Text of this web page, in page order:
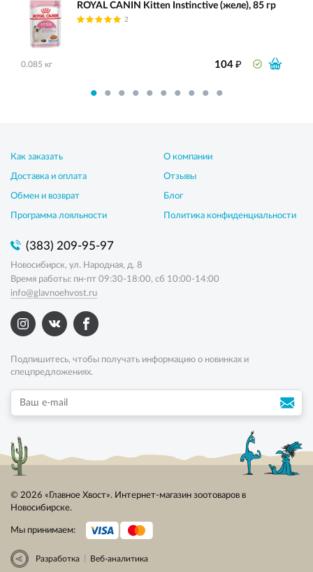
ROYAL CANIN Kitten Instinctive (желе), 85 гр
2
0.085 кг 104₽
Как заказать
Доставка и оплата
Обмен и возврат
Программа лояльности
О компании
Отзывы
Блог
Политика конфиденциальности
(383) 209-95-97
Новосибирск, ул. Народная, д. 8
Время работы: пн-пт 09:30-18:00, сб 10:00-14:00
info@glavnoehvost.ru
Подпишитесь, чтобы получать информацию о новинках и
спецпредложениях.
© 2026 «Главное Хвост». Интернет-магазин зоотоваров в
Новосибирске.
Мы принимаем:
Разработка Веб-аналитика